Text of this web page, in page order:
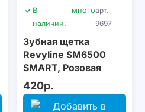
В
наличии:
многоарт.
9697
Зубная щетка
Revyline SM6500
SMART, Розовая
420р.